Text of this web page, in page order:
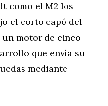
como el M2 los
el corto capó del
un motor de cinco
que envía su
mediante